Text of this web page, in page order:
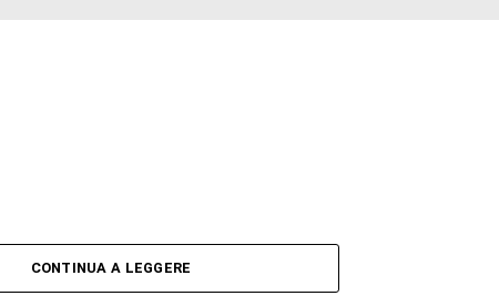
CONTINUA A LEGGERE